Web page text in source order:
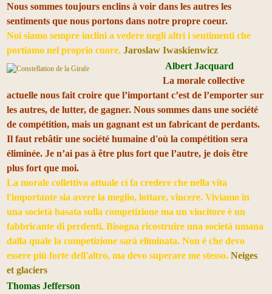
Nous sommes toujours enclins à voir dans les autres les
sentiments que nous portons dans notre propre coeur.
Noi siamo sempre inclini a vedere negli altri i sentimenti che
portiamo nel proprio cuore. Jaroslaw Iwaskienwicz
Albert Jacquard
La morale collective
actuelle nous fait croire que l’important c’est de l’emporter sur
les autres, de lutter, de gagner. Nous sommes dans une société
de compétition, mais un gagnant est un fabricant de perdants.
Il faut rebâtir une société humaine d'où la compétition sera
éliminée. Je n’ai pas à être plus fort que l’autre, je dois être
plus fort que moi.
La morale collettiva attuale ci fa credere che nella vita
l'importante sia avere la meglio, lottare, vincere. Viviamo in
una società basata sulla competizione ma un vincitore è un
fabbricante di perdenti. Bisogna ricostruire una società umana
dalla quale la competizione sarà eliminata. Non è che devo
essere più forte dell'altro, ma devo superare me stesso. Neiges
et glaciers
Thomas Jefferson